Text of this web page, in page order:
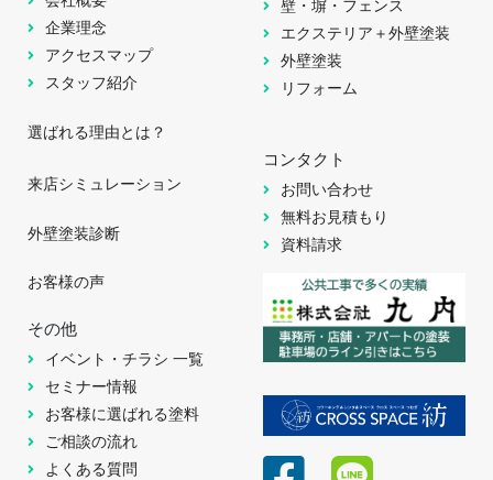
企業理念
アクセスマップ
スタッフ紹介
選ばれる理由とは？
壁・塀・フェンス
エクステリア＋外壁塗装
外壁塗装
リフォーム
来店シミュレーション
外壁塗装診断
お客様の声
その他
イベント・チラシ 一覧
セミナー情報
お客様に選ばれる塗料
ご相談の流れ
よくある質問
コンタクト
お問い合わせ
無料お見積もり
資料請求